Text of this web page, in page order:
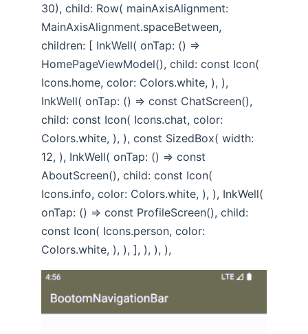
30), child: Row( mainAxisAlignment:
MainAxisAlignment.spaceBetween,
children: [ InkWell( onTap: () =>
HomePageViewModel(), child: const Icon(
Icons.home, color: Colors.white, ), ),
InkWell( onTap: () => const ChatScreen(),
child: const Icon( Icons.chat, color:
Colors.white, ), ), const SizedBox( width:
12, ), InkWell( onTap: () => const
AboutScreen(), child: const Icon(
Icons.info, color: Colors.white, ), ), InkWell(
onTap: () => const ProfileScreen(), child:
const Icon( Icons.person, color:
Colors.white, ), ), ], ), ), ),